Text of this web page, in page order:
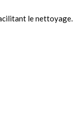
le nettoyage.